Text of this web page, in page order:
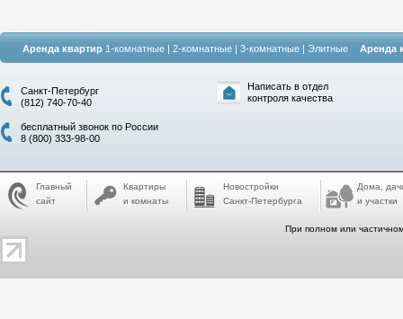
Аренда квартир 1-комнатные | 2-комнатные | 3-комнатные | Элитные Аренда
Санкт-Петербург
(812) 740-70-40
бесплатный звонок по России
8 (800) 333-98-00
Написать в отдел
контроля качества
Главный
сайт
Квартиры
и комнаты
Новостройки
Санкт-Петербурга
Дома,
и участки
При полном или